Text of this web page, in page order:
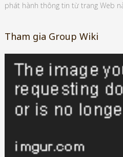
phát hành thông tin từ trang Web
Tham gia Group Wiki